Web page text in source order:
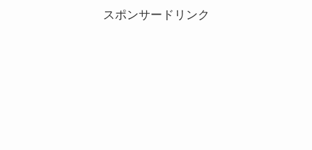
スポンサードリンク